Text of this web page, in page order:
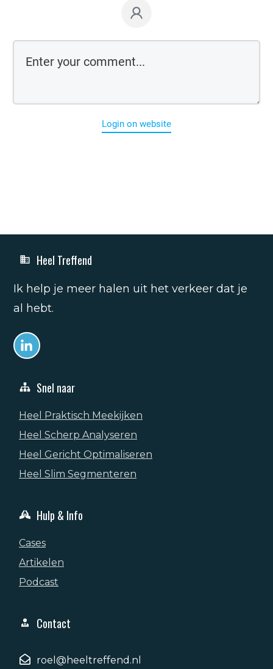
Login on website
Heel Treffend
Ik help je meer halen uit het verkeer dat je
al hebt.
Snel naar
Heel Praktisch Meekijken
Heel Scherp Analyseren
Heel Gericht Optimaliseren
Heel Slim Segmenteren
Hulp & Info
Cases
Artikelen
Podcast
Contact
roel@heeltreffend.nl